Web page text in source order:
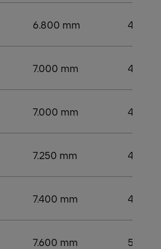
6.800 mm 4.250
7.000 mm 4.250
7.000 mm 4.500
7.250 mm 4.500
7.400 mm 4.750
7.600 mm 5.000